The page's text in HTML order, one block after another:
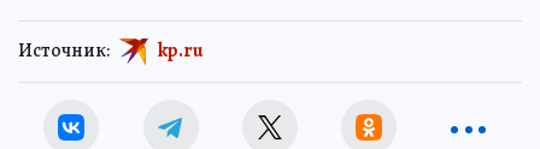
Источник: kp.ru